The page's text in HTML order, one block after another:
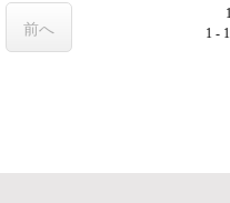
1 -
前へ